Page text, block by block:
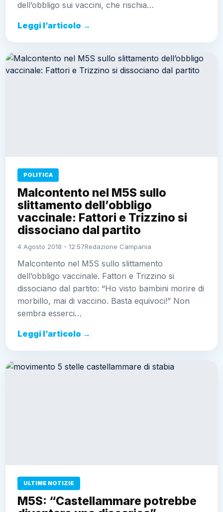
dell’obbligo sui vaccini, che rischia…
Leggi l’articolo →
POLITICA
Malcontento nel M5S sullo
slittamento dell’obbligo
vaccinale: Fattori e Trizzino si
dissociano dal partito
4 Agosto 2018 - 12:57Redazione Campania
Malcontento nel M5S sullo slittamento
dell’obbligo vaccinale. Fattori e Trizzino si
dissociano dal partito: “Ho visto bambini morire di
morbillo, mai di vaccino. Basta equivoci!” Non
sembra esserci…
Leggi l’articolo →
ULTIME NOTIZIE
M5S: “Castellammare potrebbe